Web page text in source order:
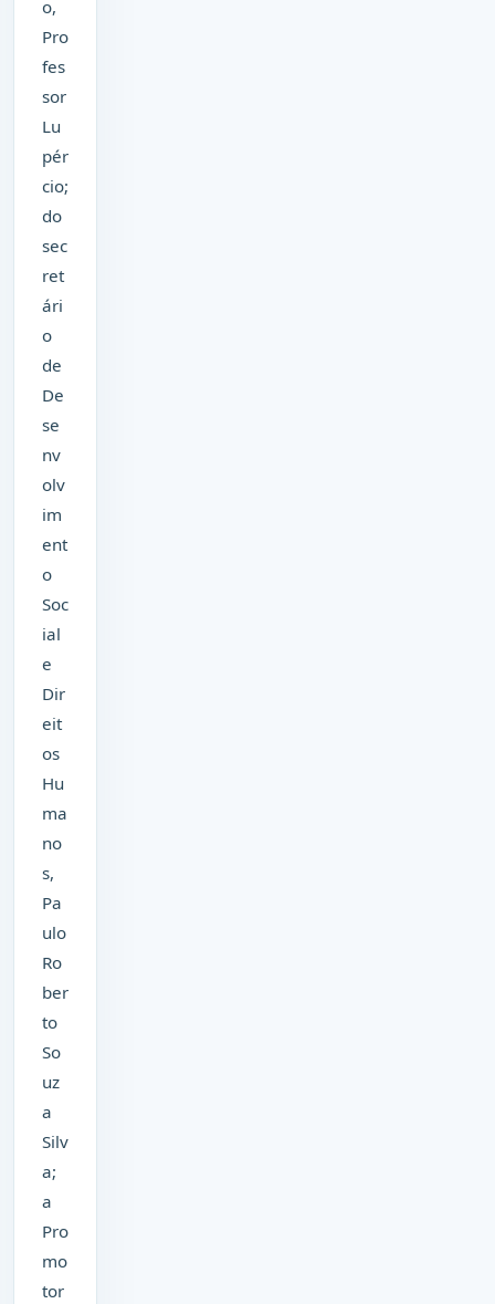
o,
Pro
fes
sor
Lu
pér
cio;
do
sec
ret
ári
o
de
De
se
nv
olv
im
ent
o
Soc
ial
e
Dir
eit
os
Hu
ma
no
s,
Pa
ulo
Ro
ber
to
So
uz
a
Silv
a;
a
Pro
mo
tor